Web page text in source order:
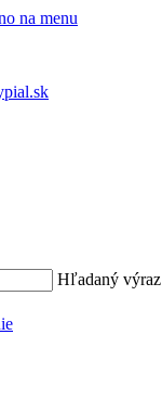
na menu
Hľadaný výraz